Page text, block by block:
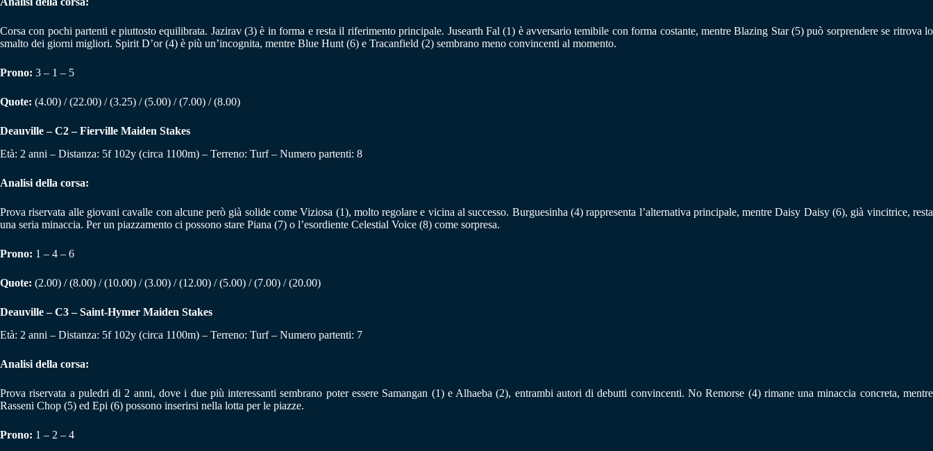
Corsa con pochi partenti e piuttosto equilibrata. Jazirav (3) è in forma e resta il riferimento principale. Jusearth Fal (1) è avversario temibile con forma costante, mentre Blazing Star (5) può sorprendere se ritrova lo
smalto dei giorni migliori. Spirit D’or (4) è più un’incognita, mentre Blue Hunt (6) e Tracanfield (2) sembrano meno convincenti al momento.
Prono: 3 – 1 – 5
Quote: (4.00) / (22.00) / (3.25) / (5.00) / (7.00) / (8.00)
Deauville – C2 – Fierville Maiden Stakes
Età: 2 anni – Distanza: 5f 102y (circa 1100m) – Terreno: Turf – Numero partenti: 8
Analisi della corsa:
Prova riservata alle giovani cavalle con alcune però già solide come Viziosa (1), molto regolare e vicina al successo. Burguesinha (4) rappresenta l’alternativa principale, mentre Daisy Daisy (6), già vincitrice, resta
una seria minaccia. Per un piazzamento ci possono stare Piana (7) o l’esordiente Celestial Voice (8) come sorpresa.
Prono: 1 – 4 – 6
Quote: (2.00) / (8.00) / (10.00) / (3.00) / (12.00) / (5.00) / (7.00) / (20.00)
Deauville – C3 – Saint-Hymer Maiden Stakes
Età: 2 anni – Distanza: 5f 102y (circa 1100m) – Terreno: Turf – Numero partenti: 7
Analisi della corsa:
Prova riservata a puledri di 2 anni, dove i due più interessanti sembrano poter essere Samangan (1) e Alhaeba (2), entrambi autori di debutti convincenti. No Remorse (4) rimane una minaccia concreta, mentre
Rasseni Chop (5) ed Epi (6) possono inserirsi nella lotta per le piazze.
Prono: 1 – 2 – 4